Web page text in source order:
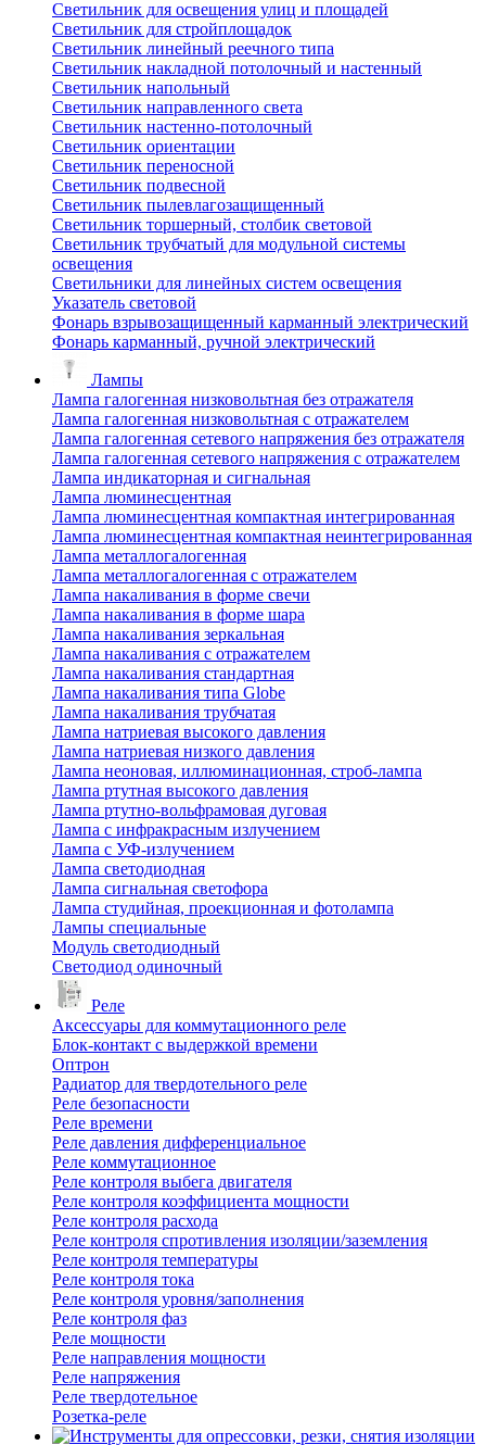
Светильник для освещения улиц и площадей
Светильник для стройплощадок
Светильник линейный реечного типа
Светильник накладной потолочный и настенный
Светильник напольный
Светильник направленного света
Светильник настенно-потолочный
Светильник ориентации
Светильник переносной
Светильник подвесной
Светильник пылевлагозащищенный
Светильник торшерный, столбик световой
Светильник трубчатый для модульной системы
освещения
Светильники для линейных систем освещения
Указатель световой
Фонарь взрывозащищенный карманный электрический
Фонарь карманный, ручной электрический
Лампы
Лампа галогенная низковольтная без отражателя
Лампа галогенная низковольтная с отражателем
Лампа галогенная сетевого напряжения без отражателя
Лампа галогенная сетевого напряжения с отражателем
Лампа индикаторная и сигнальная
Лампа люминесцентная
Лампа люминесцентная компактная интегрированная
Лампа люминесцентная компактная неинтегрированная
Лампа металлогалогенная
Лампа металлогалогенная с отражателем
Лампа накаливания в форме свечи
Лампа накаливания в форме шара
Лампа накаливания зеркальная
Лампа накаливания с отражателем
Лампа накаливания стандартная
Лампа накаливания типа Globe
Лампа накаливания трубчатая
Лампа натриевая высокого давления
Лампа натриевая низкого давления
Лампа неоновая, иллюминационная, строб-лампа
Лампа ртутная высокого давления
Лампа ртутно-вольфрамовая дуговая
Лампа с инфракрасным излучением
Лампа с УФ-излучением
Лампа светодиодная
Лампа сигнальная светофора
Лампа студийная, проекционная и фотолампа
Лампы специальные
Модуль светодиодный
Светодиод одиночный
Реле
Аксессуары для коммутационного реле
Блок-контакт с выдержкой времени
Оптрон
Радиатор для твердотельного реле
Реле безопасности
Реле времени
Реле давления дифференциальное
Реле коммутационное
Реле контроля выбега двигателя
Реле контроля коэффициента мощности
Реле контроля расхода
Реле контроля спротивления изоляции/заземления
Реле контроля температуры
Реле контроля тока
Реле контроля уровня/заполнения
Реле контроля фаз
Реле мощности
Реле направления мощности
Реле напряжения
Реле твердотельное
Розетка-реле